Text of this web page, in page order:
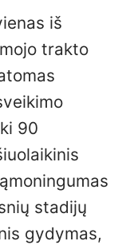
iš
trakto
90
stadijų
gydymas,